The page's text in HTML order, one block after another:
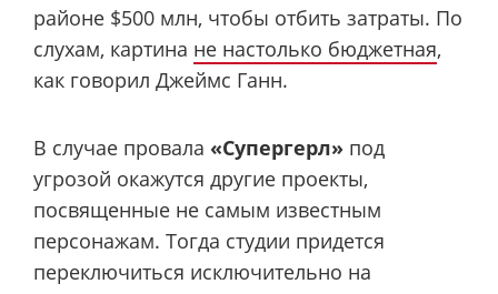
районе $500 млн, чтобы отбить затраты. По
слухам, картина не настолько бюджетная,
как говорил Джеймс Ганн.
В случае провала «Супергерл» под
угрозой окажутся другие проекты,
посвященные не самым известным
персонажам. Тогда студии придется
переключиться исключительно на